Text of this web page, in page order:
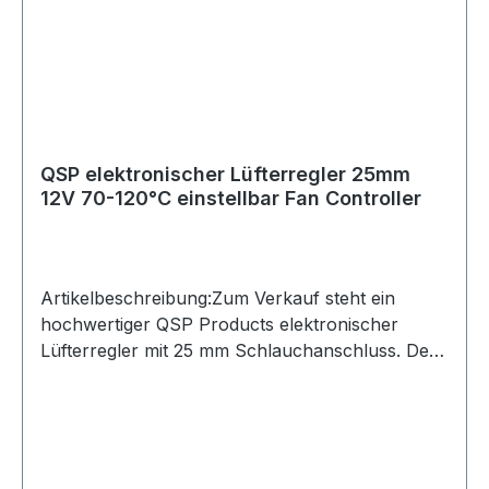
Anschlussgewinde, Spannung,
Temperaturbereich und Kompatibilität mit dem
QSP elektronischer Lüfterregler 25mm
12V 70-120°C einstellbar Fan Controller
Artikelbeschreibung:Zum Verkauf steht ein
hochwertiger QSP Products elektronischer
Lüfterregler mit 25 mm Schlauchanschluss. Der